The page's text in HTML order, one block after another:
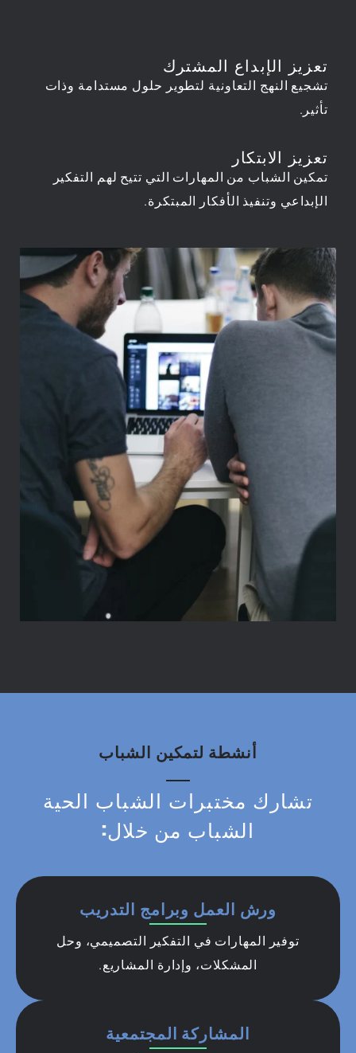
تعزيز الإبداع المشترك
تشجيع النهج التعاونية لتطوير حلول مستدامة وذات
تأثير.
تعزيز الابتكار
تمكين الشباب من المهارات التي تتيح لهم التفكير
الإبداعي وتنفيذ الأفكار المبتكرة.
أنشطة لتمكين الشباب
تشارك مختبرات الشباب الحية
الشباب من خلال:
ورش العمل وبرامج التدريب
توفير المهارات في التفكير التصميمي، وحل
المشكلات، وإدارة المشاريع.
المشاركة المجتمعية